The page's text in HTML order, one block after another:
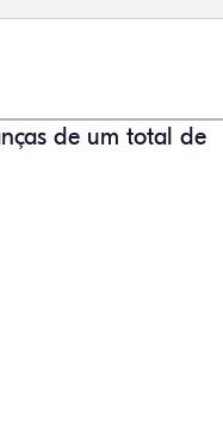
de um total de